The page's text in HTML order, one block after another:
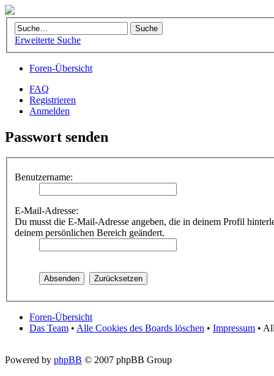
Erweiterte Suche
Foren-Übersicht
FAQ
Registrieren
Anmelden
Passwort senden
Benutzername:
E-Mail-Adresse:
Du musst die E-Mail-Adresse angeben, die in deinem Profil
deinem persönlichen Bereich geändert.
Foren-Übersicht
Das Team • Alle Cookies des Boards löschen • Impressum •
Powered by phpBB © 2007 phpBB Group